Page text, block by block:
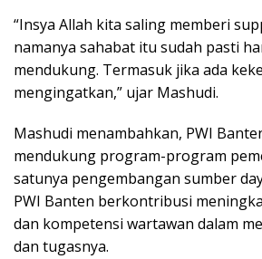
“Insya Allah kita saling memberi
namanya sahabat itu sudah pasti
mendukung. Termasuk jika ada
mengingatkan,” ujar Mashudi.
Mashudi menambahkan, PWI
mendukung program-program
satunya pengembangan sumber
PWI Banten berkontribusi
dan kompetensi wartawan dalam
dan tugasnya.